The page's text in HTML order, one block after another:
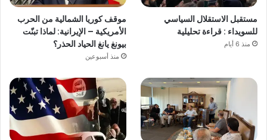
مستقبل الاستقلال السياسي
للسويداء : قراءة تحليلية
منذ 6 أيام
موقف كوريا الشمالية من الحرب
الأمريكية – الإيرانية: لماذا تبنّت
بيونغ يانغ الحياد الحذر؟
منذ أسبوعين